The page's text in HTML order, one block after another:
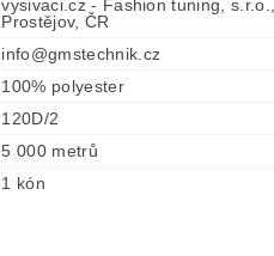
vysivaci.cz - Fashion tuning,
Prostějov, ČR
info@gmstechnik.cz
100% polyester
120D/2
5 000 metrů
1 kón